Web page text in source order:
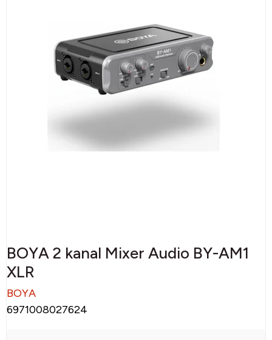
BOYA 2 kanal Mixer Audio BY-AM1
XLR
BOYA
6971008027624